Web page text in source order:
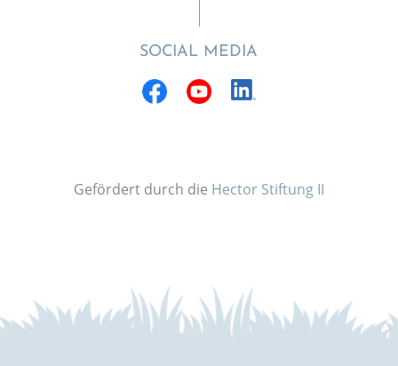
SOCIAL MEDIA
Gefördert durch die Hector Stiftung II